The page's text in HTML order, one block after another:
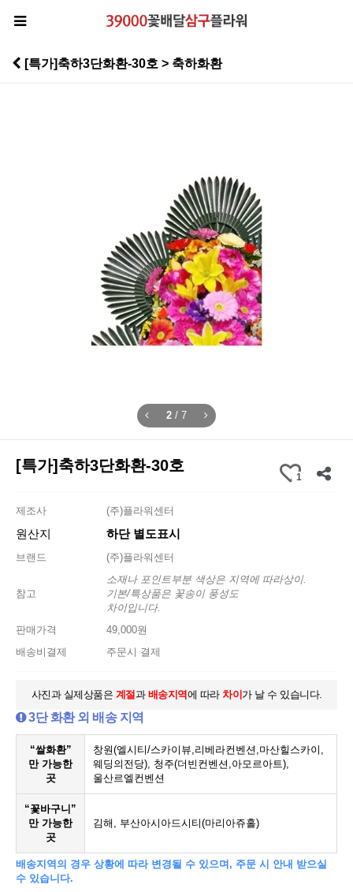
[특가]축하3단화환-30호 > 축하화환
2 / 7
[특가]축하3단화환-30호
1
제조사 (주)플라워센터
원산지 하단 별도표시
브랜드 (주)플라워센터
참고
소재나 포인트부분 색상은 지역에 따라상이.
기본/특상품은 꽃송이 풍성도
차이입니다.
판매가격
49,000원
배송비결제
주문시 결제
사진과 실제상품은 계절과 배송지역에 따라 차이 가 날 수 있습니다.
3단 화환 외 배송 지역
“쌀화환”
만 가능한
곳
창원(엘시티/스카이뷰,리베라컨벤션,마산힐스카이,
웨딩의전당), 청주(더빈컨벤션,아모르아트),
울산르엘컨벤션
“꽃바구니”
만 가능한
곳
김해, 부산아시아드시티(마리아쥬홀)
배송지역의 경우 상황에 따라 변경될 수 있으며, 주문 시 안내 받으실
수 있습니다.